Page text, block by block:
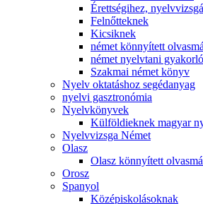
Érettségihez,
Felnőtteknek
Kicsiknek
német könnyített
német nyelvtani
Szakmai német könyv
Nyelv oktatáshoz segédanyag
nyelvi gasztronómia
Nyelvkönyvek
Külföldieknek magyar
Nyelvvizsga Német
Olasz
Olasz könnyített
Orosz
Spanyol
Középiskolásoknak